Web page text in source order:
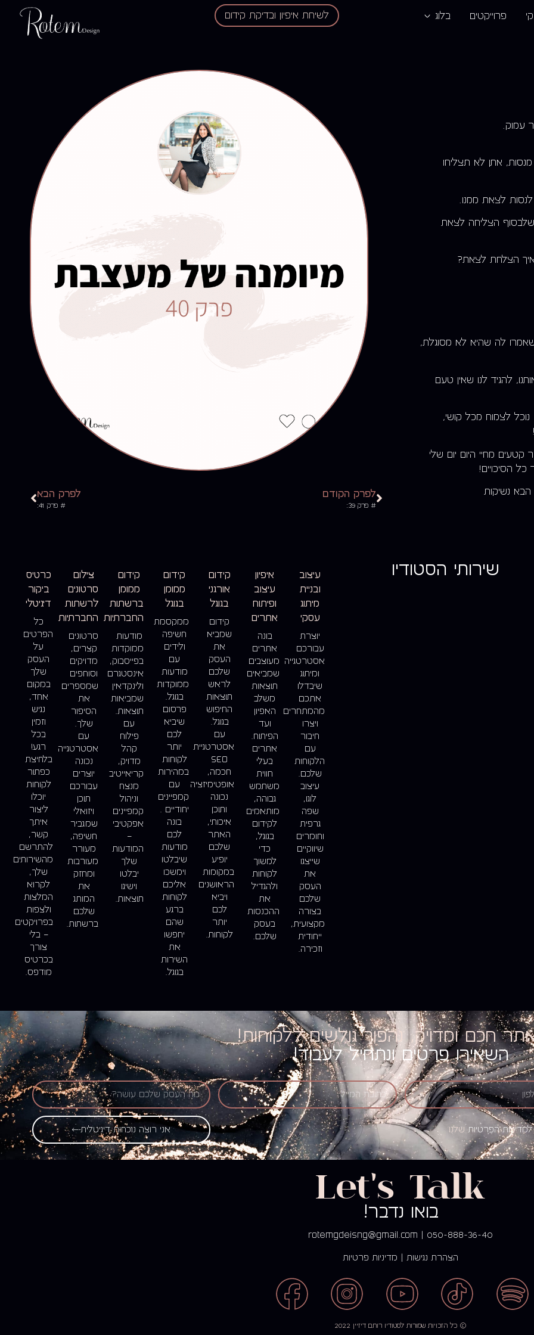
פרוייקטים בלוג לשיחת איפיון ובדיקת קידום
עמוק.
אתן לא תצליחו
לצאת ממנו.
הצליחה לצאת
הצלחת לצאת?
לה שהיא לא מסוגלת,
להגיד לנו שאין טעם
לצמוח מכל קושי,
מחיי היום יום שלי
הסיכויים!
נשיקות לפרק הקודם
# פרק 39:
לפרק הבא
# פרק 41:
שירותי הסטודיו
עיצוב
ובניית
מיתוג
עסקי
יוצרת
עבורכם
אסטרטגייה
ומיתוג
שיבדלו
אתכם
מהמתחרים
ויצרו
חיבור
עם
הלקוחות
שלכם.
עיצוב
לוגו,
שפה
גרפית
וחומרים
שיווקיים
שייצגו
את
העסק
שלכם
בצורה
מקצועית,
ייחודית
וזכירה.
איפיון
עיצוב
ופיתוח
אתרים
בונה
אתרים
מעוצבים
שמביאים
תוצאות
משלב
האפיון
ועד
הפיתוח.
אתרים
בעלי
חווית
משתמש
גבוהה,
מותאמים
לקידום
בגוגל,
כדי
למשוך
לקוחות
ולהגדיל
את
ההכנסות
בעסק
שלכם.
קידום
אורגני
בגוגל
קידום
שמביא
את
העסק
שלכם
לראש
תוצאות
החיפוש
בגוגל.
עם
אסטרטגיית
SEO
חכמה,
אופטימיזציה
נכונה
ותוכן
איכותי,
האתר
שלכם
יופיע
במקומות
הראושנים
ויביא
לכם
יותר
לקוחות.
קידום
ממומן
בגוגל
ממקסמת
חשיפה
ולידים
עם
מודעות
ממוקדות
בגוגל.
פרסום
שיביא
לכם
יותר
לקוחות
במהירות
עם
קמפיינים
יחודיים .
בונה
לכם
מודעות
שיבלטו
וימשכו
אליכם
לקוחות
ברגע
שהם
יחפשו
את
השירות
בגוגל.
קידום
ממומן
ברשתות
החברתיות
מודעות
ממוקדות
בפייסבוק,
אינסטגרם
ולינקדאין
שמביאות
תוצאות.
עם
פילוח
קהל
מדויק,
קריאייטיב
מנצח
וניהול
קמפיינים
אפקטיבי
–
המודעות
שלך
יבלטו
וישיגו
תוצאות.
צילום
סרטונים
לרשתות
החברתיות
סרטונים
קצרים,
מדויקים
וסוחפים
שמספרים
את
הסיפור
שלך.
עם
אסטרטגייה
נכונה
יוצרים
עבורכם
תוכן
ויזואלי
שמגביר
חשיפה,
מעורר
מעורבות
ומחזק
את
המותג
שלכם
ברשתות.
כרטיס
ביקור
דיגיטלי
כל
הפרטים
על
העסק
שלך
במקום
אחד,
נגיש
וזמין
בכל
רגע!
בלחיצת
כפתור
לקוחות
יוכלו
ליצור
איתך
קשר,
להתרשם
מהשירותים
שלך,
לקרוא
המלצות
ולצפות
בפרויקטים
– בלי
צורך
בכרטיס
מודפס.
חכם ומדויק, נהפוך גולשים ללקוחות!
השאירו פרטים ונתחיל לעבוד!
למדיניות הפרטיות שלנו אני רוצה נוכחות דיגיטלית
Let's Talk
בואו נדבר!
050-888-36-40
rotemgdeisng@gmail.com
הצהרת נגישות מדיניות פרטיות
© כל הזכויות שמורות לסטודיו רותם דיזיין 2022